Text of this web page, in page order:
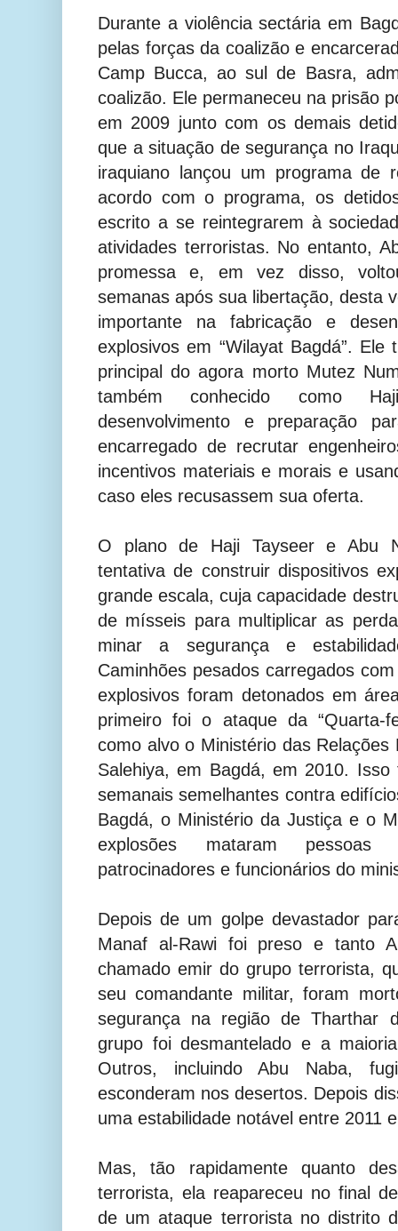
Durante a violência sectária em
pelas forças da coalizão e
Camp Bucca, ao sul de Basra,
coalizão. Ele permaneceu na prisão
em 2009 junto com os demais
que a situação de segurança no
iraquiano lançou um programa de
acordo com o programa, os
escrito a se reintegrarem à
atividades terroristas. No entanto,
promessa e, em vez disso,
semanas após sua libertação, desta
importante na fabricação e
explosivos em “Wilayat Bagdá”. Ele
principal do agora morto Mutez
também conhecido como
desenvolvimento e preparação
encarregado de recrutar
incentivos materiais e morais e
caso eles recusassem sua oferta.
O plano de Haji Tayseer e Abu
tentativa de construir dispositivos
grande escala, cuja capacidade
de mísseis para multiplicar as
minar a segurança e
Caminhões pesados carregados
explosivos foram detonados em
primeiro foi o ataque da “Quarta-
como alvo o Ministério das
Salehiya, em Bagdá, em 2010.
semanais semelhantes contra
Bagdá, o Ministério da Justiça e o
explosões mataram
patrocinadores e funcionários do
Depois de um golpe devastador
Manaf al-Rawi foi preso e tanto
chamado emir do grupo terrorista,
seu comandante militar, foram
segurança na região de Tharthar
grupo foi desmantelado e a
Outros, incluindo Abu Naba,
esconderam nos desertos. Depois
uma estabilidade notável entre 2011
Mas, tão rapidamente quanto
terrorista, ela reapareceu no final
de um ataque terrorista no distrito